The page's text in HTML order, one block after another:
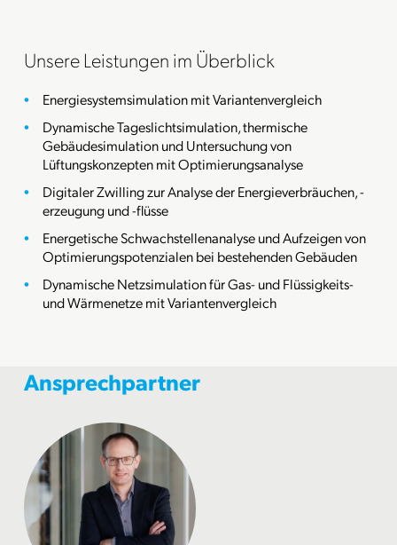
Unsere Leistungen im Überblick
Energiesystemsimulation mit Variantenvergleich
Dynamische Tageslichtsimulation, thermische
Gebäudesimulation und Untersuchung von
Lüftungskonzepten mit Optimierungsanalyse
Digitaler Zwilling zur Analyse der Energieverbräuchen, -
erzeugung und -flüsse
Energetische Schwachstellenanalyse und Aufzeigen von
Optimierungspotenzialen bei bestehenden Gebäuden
Dynamische Netzsimulation für Gas- und Flüssigkeits-
und Wärmenetze mit Variantenvergleich
Ansprechpartner